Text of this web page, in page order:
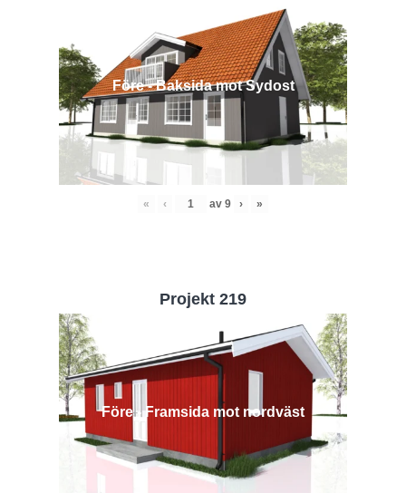
Före - Baksida mot Sydost
« ‹ av 9 › »
Projekt 219
Före - Framsida mot nordväst